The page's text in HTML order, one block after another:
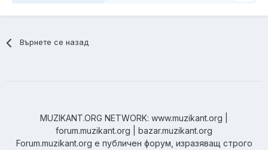
Върнете се назад
MUZIKANT.ORG NETWORK: www.muzikant.org |
forum.muzikant.org | bazar.muzikant.org
Forum.muzikant.org е публичен форум, изразяващ строго